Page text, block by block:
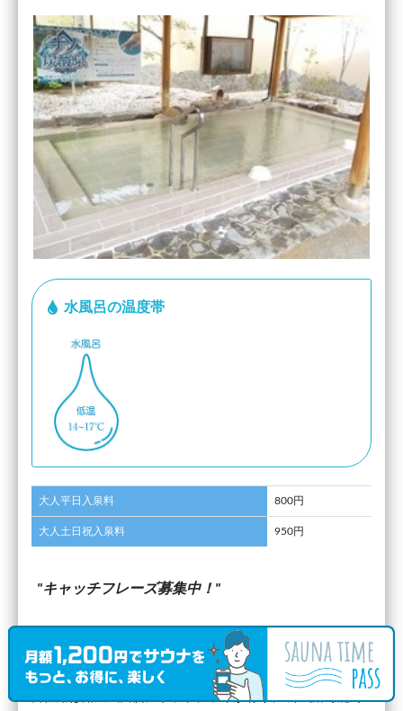
水風呂の温度帯
大人平日入泉料 800円
大人土日祝入泉料 950円
キャッチフレーズ募集中！
最新の口コミコメント
男性用は露天風呂側にウッドデッキが有り、 外気浴可能 サ